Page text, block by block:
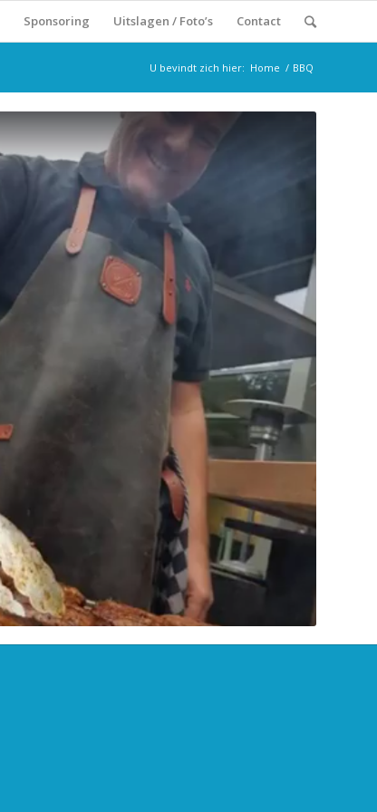
Sponsoring Uitslagen / Foto’s Contact
U bevindt zich hier: Home / BBQ